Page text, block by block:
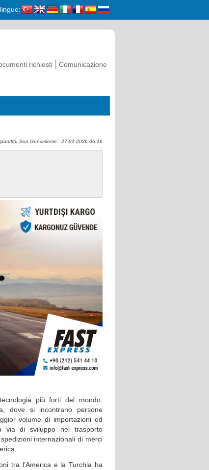
richiesti Comunicazione
Son Güncelleme : 27-01-2026 06:16
più forti del mondo.
dove si incontrano persone
volume di importazioni ed
via di sviluppo nel trasporto
internazionali di merci
tra l’America e la Turchia ha